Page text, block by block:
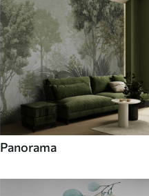
Panorama